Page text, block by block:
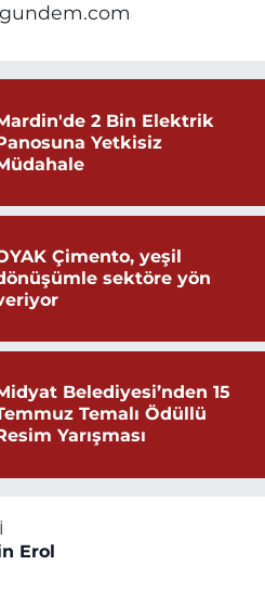
2 Bin Elektrik
Yetkisiz
Çimento, yeşil
sektöre yön
Belediyesi’nden 15
Temalı Ödüllü
Yarışması
Erol